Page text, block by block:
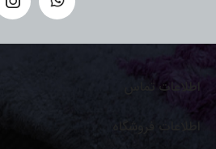
اطلاعات تماس
اطلاعات فروشگاه